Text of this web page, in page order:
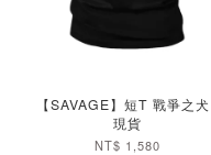
【SAVAGE】短T 戰爭之
現貨
NT$ 1,580